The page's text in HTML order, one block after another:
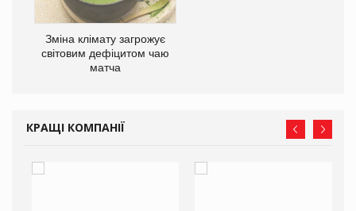
Зміна клімату загрожує
світовим дефіцитом чаю
матча
КРАЩІ КОМПАНІЇ